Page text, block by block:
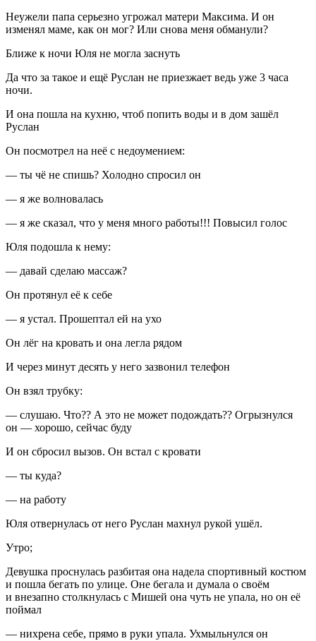
Неужели папа серьезно угрожал матери Максима. И он
изменял маме, как он мог? Или снова меня обманули?
Ближе к ночи Юля не могла заснуть
Да что за такое и ещё Руслан не приезжает ведь уже 3 часа
ночи.
И она пошла на кухню, чтоб попить воды и в дом зашёл
Руслан
Он посмотрел на неё с недоумением:
— ты чё не спишь? Холодно спросил он
— я же волновалась
— я же сказал, что у меня много работы!!! Повысил голос
Юля подошла к нему:
— давай сделаю массаж?
Он протянул её к себе
— я устал. Прошептал ей на ухо
Он лёг на кровать и она легла рядом
И через минут десять у него зазвонил телефон
Он взял трубку:
— слушаю. Что?? А это не может подождать?? Огрызнулся
он — хорошо, сейчас буду
И он сбросил вызов. Он встал с кровати
— ты куда?
— на работу
Юля отвернулась от него Руслан махнул рукой ушёл.
Утро;
Девушка проснулась разбитая она надела спортивный костюм
и пошла бегать по улице. Оне бегала и думала о своём
и внезапно столкнулась с Мишей она чуть не упала, но он её
поймал
— нихрена себе, прямо в руки упала. Ухмыльнулся он